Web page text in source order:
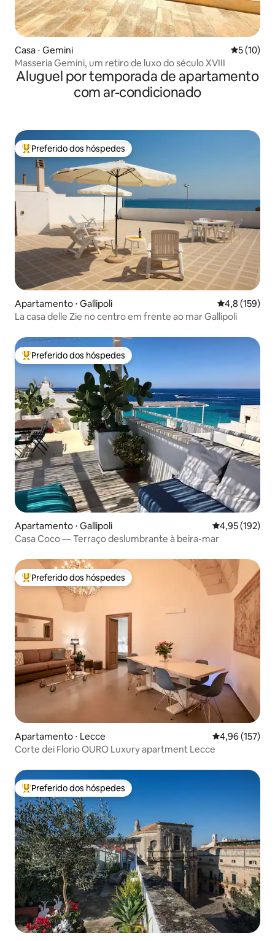
Casa ⋅ Gemini 5 de uma
5 (10)
Masseria Gemini, um retiro de luxo do século XVIII
Aluguel por temporada de apartamento
com ar-condicionado
Entre os melhores preferidos dos hóspedes
Preferido dos hóspedes
Apartamento ⋅ Gallipoli 4,8 de uma
4,8 (159)
La casa delle Zie no centro em frente ao mar Gallipoli
Entre os melhores preferidos dos hóspedes
Preferido dos hóspedes
Apartamento ⋅ Gallipoli 4,95 de uma
4,95 (192)
Casa Coco — Terraço deslumbrante à beira-mar
Entre os melhores preferidos dos hóspedes
Preferido dos hóspedes
Apartamento ⋅ Lecce 4,96 de uma
4,96 (157)
Corte dei Florio OURO Luxury apartment Lecce
Entre os melhores preferidos dos hóspedes
Preferido dos hóspedes